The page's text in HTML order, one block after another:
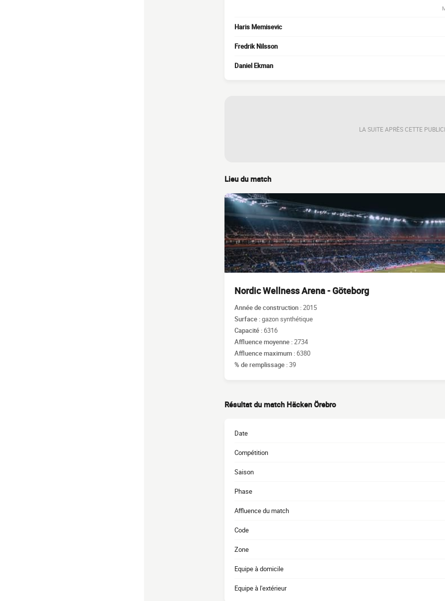
Haris Memisevic
Fredrik Nilsson
Daniel Ekman
LA SUITE APRÈS CETTE
Lieu du match
Nordic Wellness Arena - Göteborg
Année de construction :2015
Surface :gazon synthétique
Capacité :6316
Affluence moyenne :2734
Affluence maximum :6380
% de remplissage :39
Résultat du match Häcken Örebro
Date
Compétition
Saison
Phase
Affluence du match
Code
Zone
Equipe à domicile
Equipe à l'extérieur